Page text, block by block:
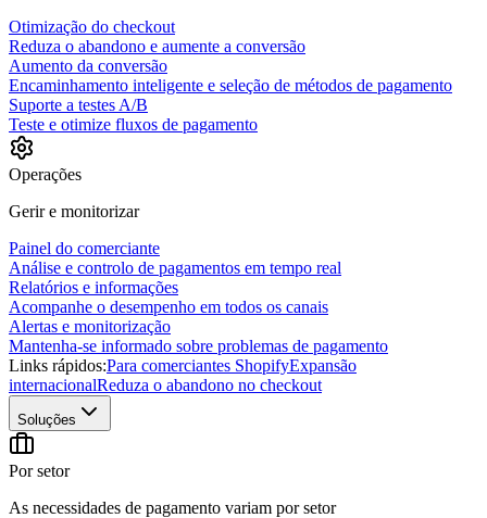
Otimização do checkout
Reduza o abandono e aumente a conversão
Aumento da conversão
Encaminhamento inteligente e seleção de métodos de pagamento
Suporte a testes A/B
Teste e otimize fluxos de pagamento
Operações
Gerir e monitorizar
Painel do comerciante
Análise e controlo de pagamentos em tempo real
Relatórios e informações
Acompanhe o desempenho em todos os canais
Alertas e monitorização
Mantenha-se informado sobre problemas de pagamento
Links rápidos:Para comerciantes ShopifyExpansão
internacionalReduza o abandono no checkout
Soluções
Por setor
As necessidades de pagamento variam por setor